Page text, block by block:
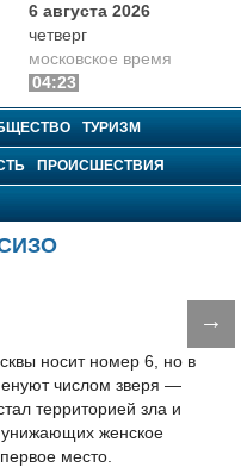
6 августа 2026
четверг
московское время
04:23
ТУРИЗМ
ПРОИСШЕСТВИЯ
→
носит номер 6, но в
числом зверя —
территорией зла и
унижающих женское
место.